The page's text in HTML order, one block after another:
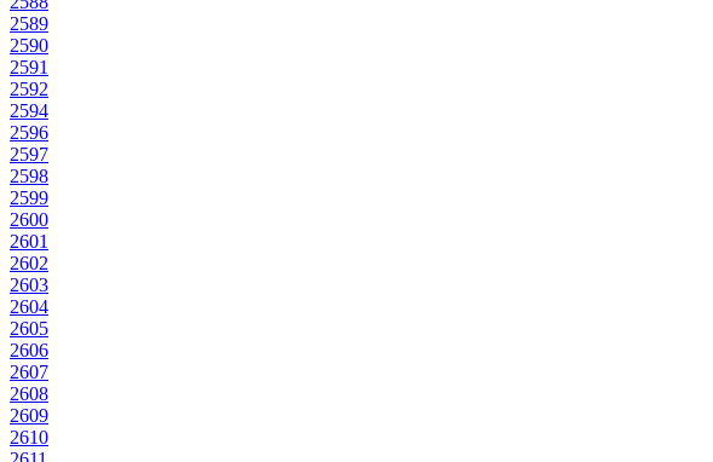
2589
2590
2591
2592
2594
2596
2597
2598
2599
2600
2601
2602
2603
2604
2605
2606
2607
2608
2609
2610